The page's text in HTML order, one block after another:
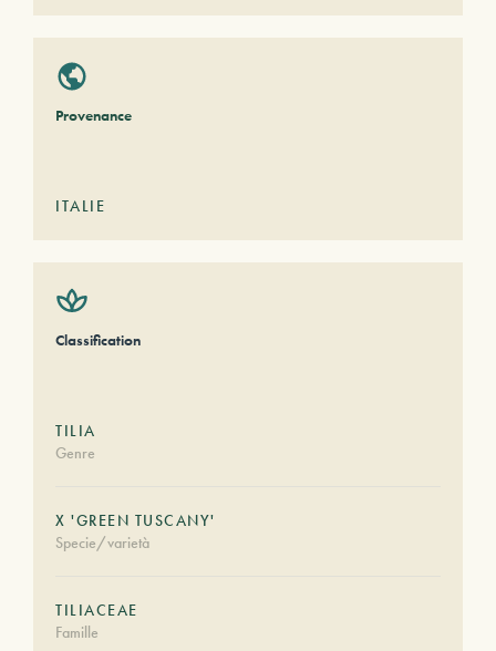
Provenance
ITALIE
Classification
TILIA
Genre
X 'GREEN TUSCANY'
Specie/varietà
TILIACEAE
Famille